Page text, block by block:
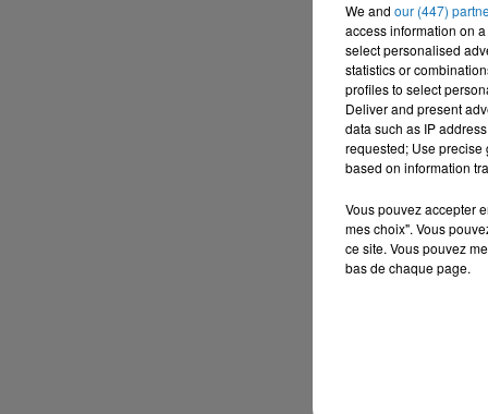
We and our (447)
access information on
select personalised
statistics or
profiles to select
Deliver and present
data such as IP
requested; Use precise
based on information
Vous pouvez accepter
mes choix". Vous
ce site. Vous pouvez
bas de chaque page.